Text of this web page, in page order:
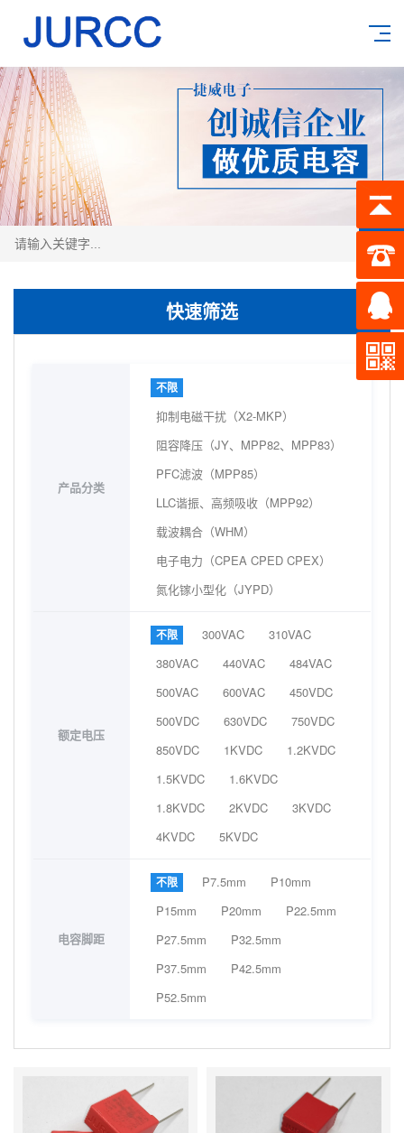
搜索
快速筛选
产品分类
不限
抑制电磁干扰（X2-MKP）
阻容降压（JY、MPP82、MPP83）
PFC滤波（MPP85）
LLC谐振、高频吸收（MPP92）
载波耦合（WHM）
电子电力（CPEA CPED CPEX）
氮化镓小型化（JYPD）
额定电压
不限 300VAC
310VAC
380VAC
440VAC
484VAC
500VAC
600VAC
450VDC
500VDC
630VDC
750VDC
850VDC
1KVDC
1.2KVDC
1.5KVDC
1.6KVDC
1.8KVDC
2KVDC
3KVDC
4KVDC
5KVDC
电容脚距
不限 P7.5mm
P10mm
P15mm
P20mm
P22.5mm
P27.5mm
P32.5mm
P37.5mm
P42.5mm
P52.5mm